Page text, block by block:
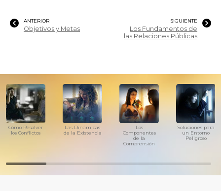
ANTERIOR
Objetivos y Metas
SIGUIENTE
Los Fundamentos de
las Relaciones Públicas
Cómo Resolver
los Conflictos
Las Dinámicas
de la Existencia
Los
Componentes
de la
Comprensión
Soluciones para
un Entorno
Peligroso